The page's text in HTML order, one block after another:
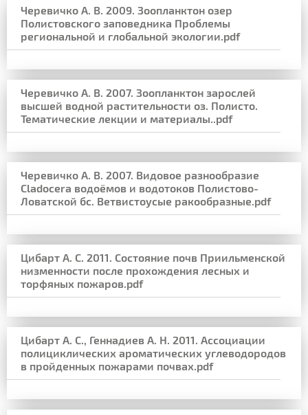
Черевичко А. В. 2009. Зоопланктон озер
Полистовского заповедника Проблемы
региональной и глобальной экологии.pdf
Черевичко А. В. 2007. Зоопланктон зарослей
высшей водной растительности оз. Полисто.
Тематические лекции и материалы..pdf
Черевичко А. В. 2007. Видовое разнообразие
Cladocera водоёмов и водотоков Полистово-
Ловатской бс. Ветвистоусые ракообразные.pdf
Цибарт А. С. 2011. Состояние почв Приильменской
низменности после прохождения лесных и
торфяных пожаров.pdf
Цибарт А. С., Геннадиев А. Н. 2011. Ассоциации
полициклических ароматических углеводородов
в пройденных пожарами почвах.pdf